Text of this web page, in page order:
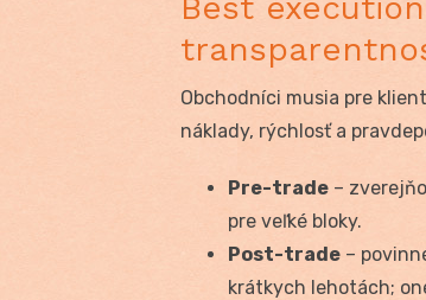
Obchodníci musia pre
náklady, rýchlosť a
Pre-trade –
pre veľké bloky.
Post-trade –
krátkych lehotách;